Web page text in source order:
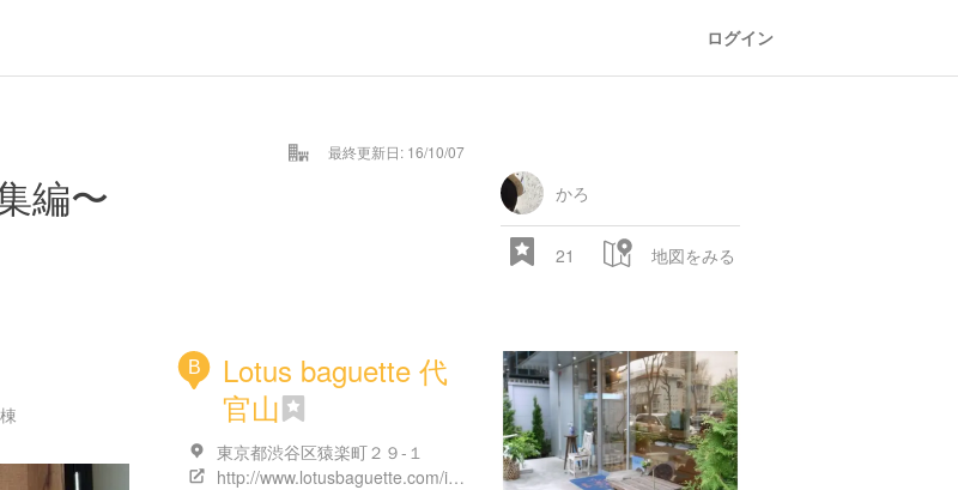
ログイン
最終更新日: 16/10/07
編〜 かろ
21 地図をみる
B
Lotus baguette 代
官山
東京都渋谷区猿楽町２９-１
http://www.lotusbaguette.com/index.html